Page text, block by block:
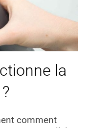
la
comment